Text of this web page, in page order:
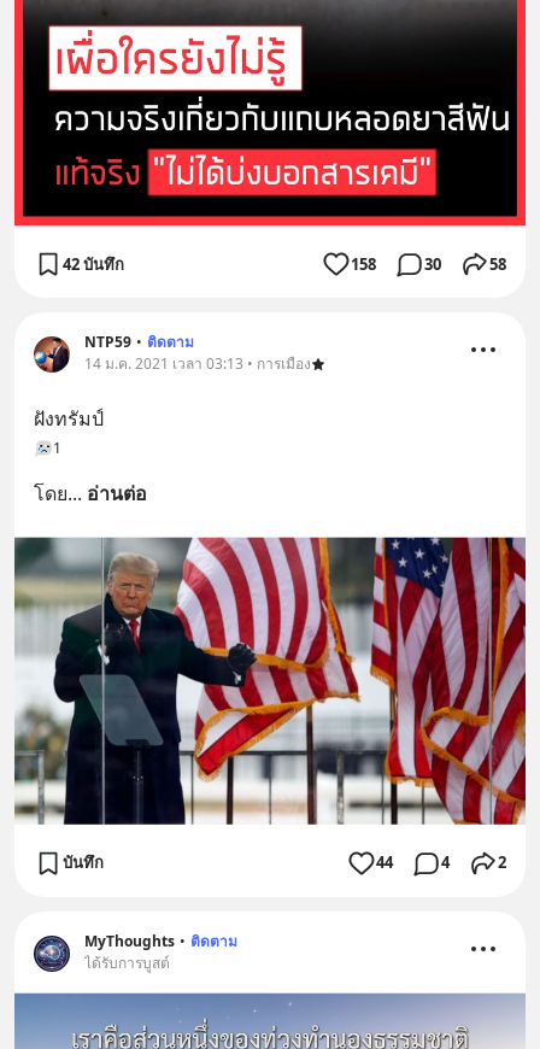
42 บันทึก 158 30 58
NTP59 • ติดตาม
14 ม.ค. 2021 เวลา 03:13 • การเมือง
ฝังทรัมป์
1
โดย... อ่านต่อ
บันทึก 44 4 2
MyThoughts • ติดตาม
ได้รับการบูสต์